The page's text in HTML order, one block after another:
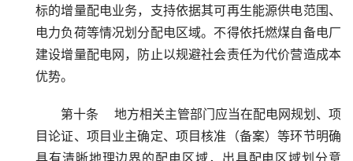
标的增量配电业务，支持依据其可再生能源供电范围、
电力负荷等情况划分配电区域。不得依托燃煤自备电厂
建设增量配电网，防止以规避社会责任为代价营造成本
优势。
第十条    地方相关主管部门应当在配电网规划、项
目论证、项目业主确定、项目核准（备案）等环节明确